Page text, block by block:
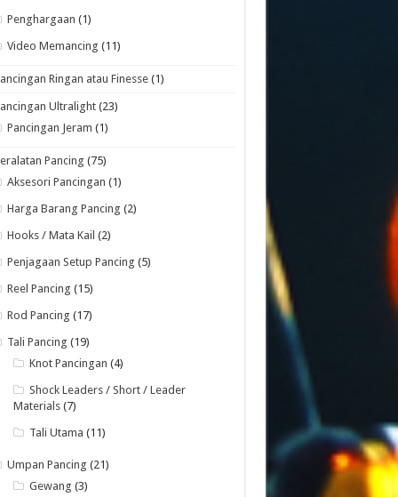
Penghargaan (1)
Video Memancing (11)
Ringan atau Finesse (1)
Ultralight (23)
Pancingan Jeram (1)
Pancing (75)
Aksesori Pancingan (1)
Harga Barang Pancing (2)
Hooks / Mata Kail (2)
Penjagaan Setup Pancing (5)
Reel Pancing (15)
Rod Pancing (17)
Tali Pancing (19)
Knot Pancingan (4)
Shock Leaders / Short / Leader
Materials(7)
Tali Utama (11)
Umpan Pancing (21)
Gewang (3)